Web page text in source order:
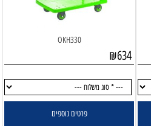
OKH330
₪634
פרטים נוספים